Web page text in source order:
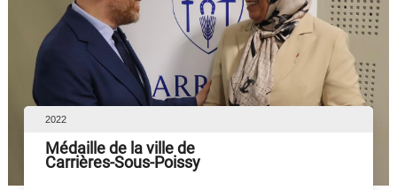
2022
Médaille de la ville de
Carrières-Sous-Poissy